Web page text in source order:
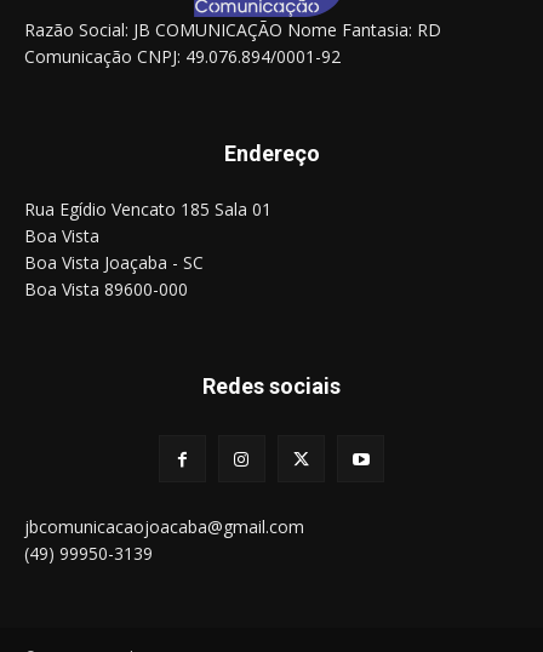
Razão Social: JB COMUNICAÇÃO Nome Fantasia: RD
Comunicação CNPJ: 49.076.894/0001-92
Endereço
Rua Egídio Vencato 185 Sala 01
Boa Vista
Boa Vista Joaçaba - SC
Boa Vista 89600-000
Redes sociais
jbcomunicacaojoacaba@gmail.com
(49) 99950-3139